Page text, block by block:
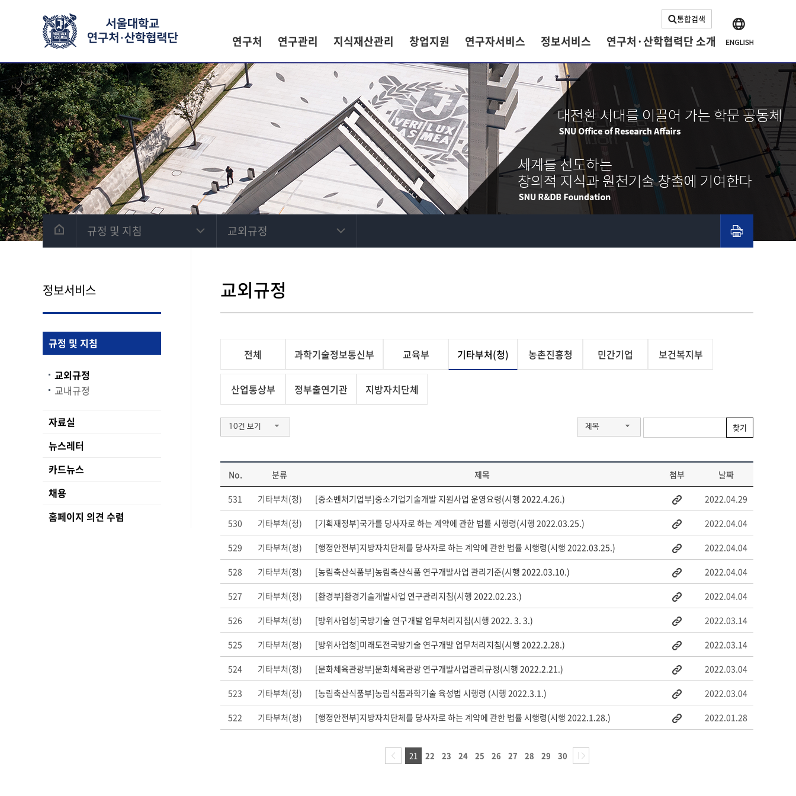
통합검색
연구처 연구관리 지식재산관리 창업지원 연구자서비스 정보서비스 연구처·산학협력단 소개
규정 및 지침 교외규정
정보서비스
규정 및 지침
교외규정
교내규정
자료실
뉴스레터
카드뉴스
채용
홈페이지 의견 수렴
교외규정
전체 과학기술정보통신부 교육부 기타부처(청) 농촌진흥청 민간기업 보건복지부
산업통상부 정부출연기관 지방자치단체
10건 보기 제목 찾기
No. 분류 제목 첨부 날짜
531 기타부처(청) [중소벤처기업부]중소기업기술개발 지원사업 운영요령(시행 2022.4.26.) 2022.04.29
530 기타부처(청) [기획재정부]국가를 당사자로 하는 계약에 관한 법률 시행령(시행 2022.03.25.) 2022.04.04
529 기타부처(청) [행정안전부]지방자치단체를 당사자로 하는 계약에 관한 법률 시행령(시행 2022.03.25.) 2022.04.04
528 기타부처(청) [농림축산식품부]농림축산식품 연구개발사업 관리기준(시행 2022.03.10.) 2022.04.04
527 기타부처(청) [환경부]환경기술개발사업 연구관리지침(시행 2022.02.23.) 2022.04.04
526 기타부처(청) [방위사업청]국방기술 연구개발 업무처리지침(시행 2022. 3. 3.) 2022.03.14
525 기타부처(청) [방위사업청]미래도전국방기술 연구개발 업무처리지침(시행 2022.2.28.) 2022.03.14
524 기타부처(청) [문화체육관광부]문화체육관광 연구개발사업관리규정(시행 2022.2.21.) 2022.03.04
523 기타부처(청) [농림축산식품부]농림식품과학기술 육성법 시행령 (시행 2022.3.1.) 2022.03.04
522 기타부처(청) [행정안전부]지방자치단체를 당사자로 하는 계약에 관한 법률 시행령(시행 2022.1.28.) 2022.01.28
21 22 23 24 25 26 27 28 29 30